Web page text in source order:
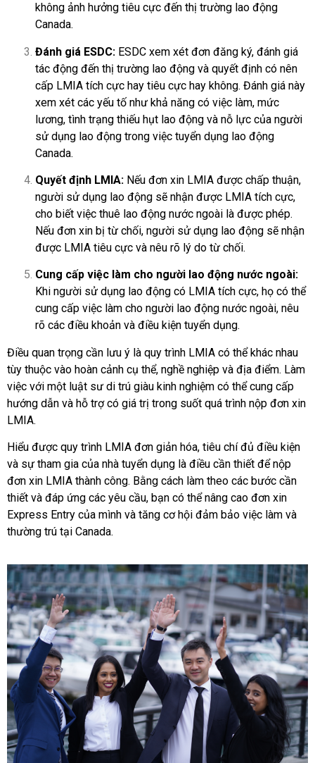
không ảnh hưởng tiêu cực đến thị trường lao động
Canada.
Đánh giá ESDC: ESDC xem xét đơn đăng ký, đánh giá
tác động đến thị trường lao động và quyết định có nên
cấp LMIA tích cực hay tiêu cực hay không. Đánh giá này
xem xét các yếu tố như khả năng có việc làm, mức
lương, tình trạng thiếu hụt lao động và nỗ lực của người
sử dụng lao động trong việc tuyển dụng lao động
Canada.
Quyết định LMIA: Nếu đơn xin LMIA được chấp thuận,
người sử dụng lao động sẽ nhận được LMIA tích cực,
cho biết việc thuê lao động nước ngoài là được phép.
Nếu đơn xin bị từ chối, người sử dụng lao động sẽ nhận
được LMIA tiêu cực và nêu rõ lý do từ chối.
Cung cấp việc làm cho người lao động nước ngoài:
Khi người sử dụng lao động có LMIA tích cực, họ có thể
cung cấp việc làm cho người lao động nước ngoài, nêu
rõ các điều khoản và điều kiện tuyển dụng.
Điều quan trọng cần lưu ý là quy trình LMIA có thể khác nhau
tùy thuộc vào hoàn cảnh cụ thể, nghề nghiệp và địa điểm. Làm
việc với một luật sư di trú giàu kinh nghiệm có thể cung cấp
hướng dẫn và hỗ trợ có giá trị trong suốt quá trình nộp đơn xin
LMIA.
Hiểu được quy trình LMIA đơn giản hóa, tiêu chí đủ điều kiện
và sự tham gia của nhà tuyển dụng là điều cần thiết để nộp
đơn xin LMIA thành công. Bằng cách làm theo các bước cần
thiết và đáp ứng các yêu cầu, bạn có thể nâng cao đơn xin
Express Entry của mình và tăng cơ hội đảm bảo việc làm và
thường trú tại Canada.